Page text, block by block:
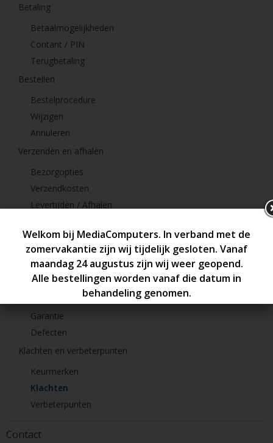
Betaling
Betaalmogelijkheden
Contant / PIN
Terugbetaling
Bestellen
Bestelprocedure
Wijzigen
Annuleren
Verzenden en afhalen
Bezorgopties
Verzendkosten
Levertijden / Afhalen
Retour / Ruilen
Bedenktijd
Uitzondering
Garantie en defecten
Garantie
Defecten
Klachten en verbeterpunten
Keurmerken
Klachten
Verbeterpunten
Contact